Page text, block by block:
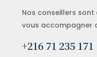
Nos conseillers
vous accompagner
+216 71 235 171